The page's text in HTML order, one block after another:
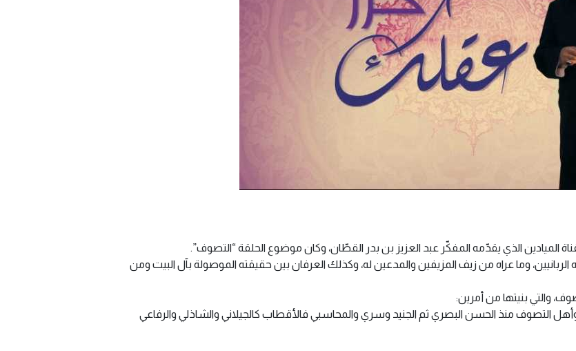
الميادين الذي يقدّمه المفكّر عبد العزيز بن بدر القطّان، وكان موضوع الحلقة “التصوف”.
الربانيين، وما عراه من زيف المزيفين والمدعين له، وكذلك العرفان بين حقيقته الموصولة بآل البيت ومن
والتي بنيتها من أمرين:
التصوف منذ الحسن البصري ثم الجنيد وسري والمحاسبي فالأقطاب كالجيلاني والشاذلي والرفاعي